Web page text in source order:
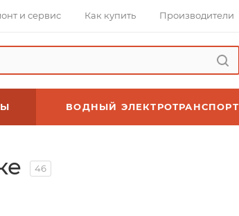
и сервис Как купить Производители
ВОДНЫЙ ЭЛЕКТРОТРАНСПОРТ
46